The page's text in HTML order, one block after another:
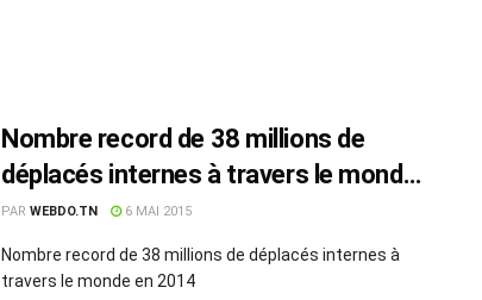
Nombre record de 38 millions de
déplacés internes à travers le monde
en 2014
PAR WEBDO.TN 6 MAI 2015
Nombre record de 38 millions de déplacés internes à
travers le monde en 2014